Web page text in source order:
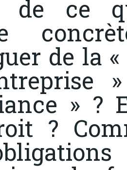
de ce
de la
» ?
?